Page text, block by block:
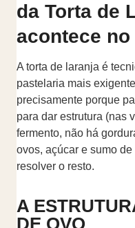
da Torta de
acontece
A torta de laranja é
pastelaria mais
precisamente porque
para dar estrutura (nas
fermento, não há
ovos, açúcar e sumo
resolver o resto.
A